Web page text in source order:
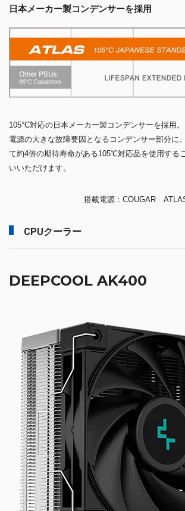
日本メーカー製コンデンサーを採用
105°C対応の日本メーカー製コンデンサーを採用。
電源の大きな故障要因となるコンデンサー部分に
て約4倍の期待寿命がある105℃対応品を使用する
いいただけます。
搭載電源：COUGAR
CPUクーラー
DEEPCOOL AK400